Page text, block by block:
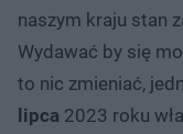
naszym kraju stan
Wydawać by się
to nic zmieniać,
lipca 2023 roku